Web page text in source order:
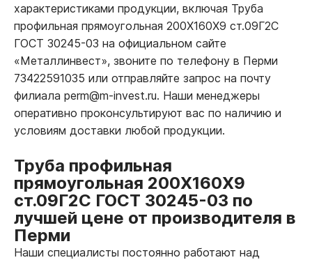
характеристиками продукции, включая Труба
профильная прямоугольная 200Х160Х9 ст.09Г2С
ГОСТ 30245-03 на официальном сайте
«Металлинвест», звоните по телефону в Перми
73422591035 или отправляйте запрос на почту
филиала perm@m-invest.ru. Наши менеджеры
оперативно проконсультируют вас по наличию и
условиям доставки любой продукции.
Труба профильная
прямоугольная 200Х160Х9
ст.09Г2С ГОСТ 30245-03 по
лучшей цене от производителя в
Перми
Наши специалисты постоянно работают над